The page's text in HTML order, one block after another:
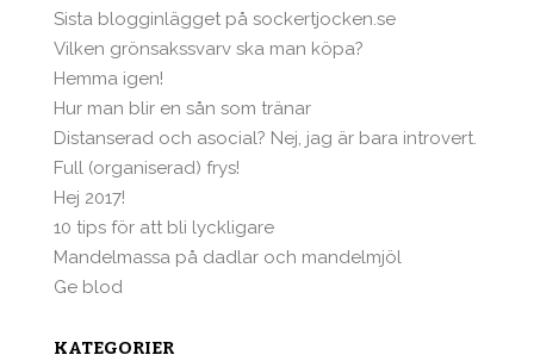
Sista blogginlägget på sockertjocken.se
Vilken grönsakssvarv ska man köpa?
Hemma igen!
Hur man blir en sån som tränar
Distanserad och asocial? Nej, jag är bara introvert.
Full (organiserad) frys!
Hej 2017!
10 tips för att bli lyckligare
Mandelmassa på dadlar och mandelmjöl
Ge blod
KATEGORIER